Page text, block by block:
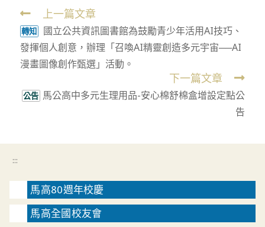
Read
more
articles
上一篇文章
轉知
國立公共資訊圖書館為鼓勵青少年活用AI技巧、
發揮個人創意，辦理「召喚AI精靈創造多元宇宙──AI
漫畫圖像創作甄選」活動。
下一篇文章
公告 馬公高中多元生理用品-安心棉舒棉盒增設定點公
告
:::
馬高80週年校慶
馬高全國校友會